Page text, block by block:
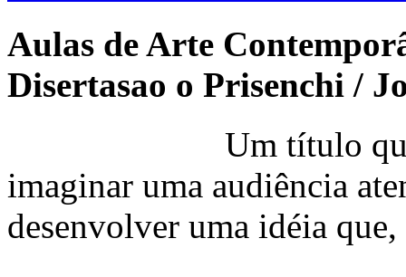
Aulas de Arte
Disertasao o Prisenchi /
Um título que
imaginar uma audiência
desenvolver uma idéia